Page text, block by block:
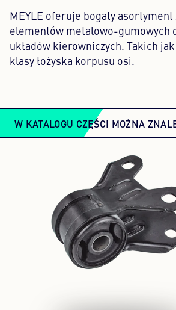
MEYLE oferuje bogaty asortyment
elementów metalowo-gumowych
układów kierowniczych. Takich
klasy łożyska korpusu osi.
W KATALOGU CZĘŚCI MOŻNA